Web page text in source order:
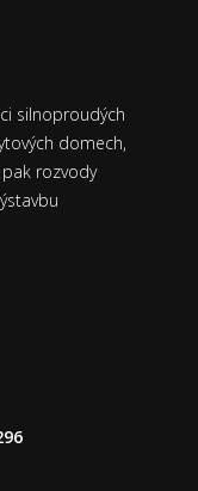
silnoproudých
domech,
rozvody